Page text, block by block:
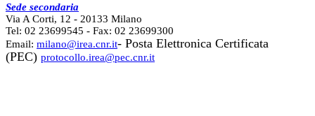
Sede secondaria
Via A Corti, 12 - 20133 Milano
Tel: 02 23699545 - Fax: 02 23699300
Email: milano@irea.cnr.it- Posta Elettronica Certificata
(PEC) protocollo.irea@pec.cnr.it